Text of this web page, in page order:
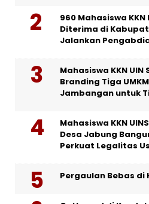
960 Mahasiswa KKN
Diterima di
Jalankan
Mahasiswa KKN
Branding Tiga
Jambangan untuk
Mahasiswa KKN
Desa Jabung
Perkuat Legalitas
Pergaulan Bebas di